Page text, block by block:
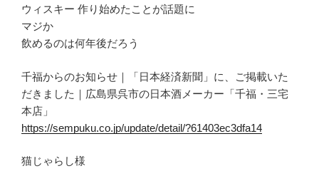
ウィスキー 作り始めたことが話題に
マジか
飲めるのは何年後だろう
千福からのお知らせ｜「日本経済新聞」に、ご掲載いた
だきました｜広島県呉市の日本酒メーカー「千福・三宅
本店」
https://sempuku.co.jp/update/detail/?61403ec3dfa14
猫じゃらし様